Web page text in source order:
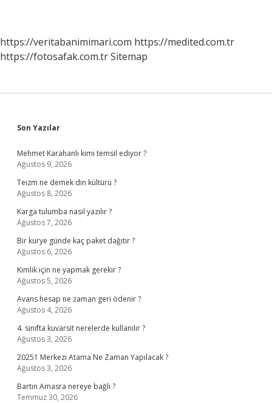
https://veritabanimimari.com https://medited.com.tr
https://fotosafak.com.trSitemap
Sidebar
Son Yazılar
Mehmet Karahanlı kimi temsil ediyor ?
Ağustos 9, 2026
Teizm ne demek din kültürü ?
Ağustos 8, 2026
Karga tulumba nasıl yazılır ?
Ağustos 7, 2026
Bir kurye günde kaç paket dağıtır ?
Ağustos 6, 2026
Kimlik için ne yapmak gerekir ?
Ağustos 5, 2026
Avans hesap ne zaman geri ödenir ?
Ağustos 4, 2026
4. sınıfta kuvarsit nerelerde kullanılır ?
Ağustos 3, 2026
20251 Merkezi Atama Ne Zaman Yapılacak ?
Ağustos 3, 2026
Bartın Amasra nereye bağlı ?
Temmuz 30, 2026